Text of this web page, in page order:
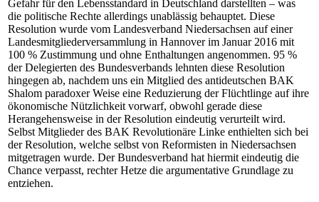
Gefahr für den Lebensstandard in Deutschland darstellten – was
die politische Rechte allerdings unablässig behauptet. Diese
Resolution wurde vom Landesverband Niedersachsen auf einer
Landesmitgliederversammlung in Hannover im Januar 2016 mit
100 % Zustimmung und ohne Enthaltungen angenommen. 95 %
der Delegierten des Bundesverbands lehnten diese Resolution
hingegen ab, nachdem uns ein Mitglied des antideutschen BAK
Shalom paradoxer Weise eine Reduzierung der Flüchtlinge auf ihre
ökonomische Nützlichkeit vorwarf, obwohl gerade diese
Herangehensweise in der Resolution eindeutig verurteilt wird.
Selbst Mitglieder des BAK Revolutionäre Linke enthielten sich bei
der Resolution, welche selbst von Reformisten in Niedersachsen
mitgetragen wurde. Der Bundesverband hat hiermit eindeutig die
Chance verpasst, rechter Hetze die argumentative Grundlage zu
entziehen.